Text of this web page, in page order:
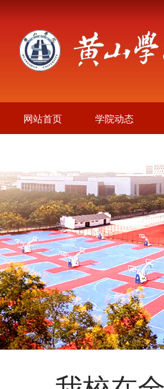
网站首页 学院动态